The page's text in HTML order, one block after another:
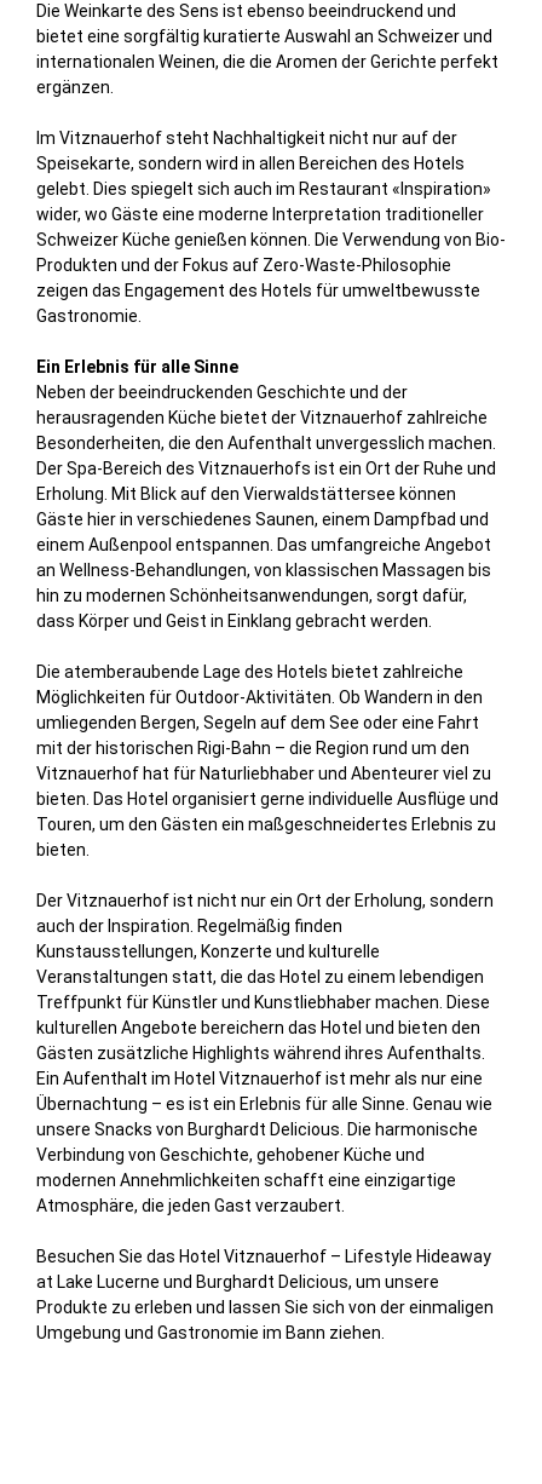
Die Weinkarte des Sens ist ebenso beeindruckend und
bietet eine sorgfältig kuratierte Auswahl an Schweizer und
internationalen Weinen, die die Aromen der Gerichte perfekt
ergänzen.
Im Vitznauerhof steht Nachhaltigkeit nicht nur auf der
Speisekarte, sondern wird in allen Bereichen des Hotels
gelebt. Dies spiegelt sich auch im Restaurant «Inspiration»
wider, wo Gäste eine moderne Interpretation traditioneller
Schweizer Küche genießen können. Die Verwendung von Bio-
Produkten und der Fokus auf Zero-Waste-Philosophie
zeigen das Engagement des Hotels für umweltbewusste
Gastronomie.
Ein Erlebnis für alle Sinne
Neben der beeindruckenden Geschichte und der
herausragenden Küche bietet der Vitznauerhof zahlreiche
Besonderheiten, die den Aufenthalt unvergesslich machen.
Der Spa-Bereich des Vitznauerhofs ist ein Ort der Ruhe und
Erholung. Mit Blick auf den Vierwaldstättersee können
Gäste hier in verschiedenes Saunen, einem Dampfbad und
einem Außenpool entspannen. Das umfangreiche Angebot
an Wellness-Behandlungen, von klassischen Massagen bis
hin zu modernen Schönheitsanwendungen, sorgt dafür,
dass Körper und Geist in Einklang gebracht werden.
Die atemberaubende Lage des Hotels bietet zahlreiche
Möglichkeiten für Outdoor-Aktivitäten. Ob Wandern in den
umliegenden Bergen, Segeln auf dem See oder eine Fahrt
mit der historischen Rigi-Bahn – die Region rund um den
Vitznauerhof hat für Naturliebhaber und Abenteurer viel zu
bieten. Das Hotel organisiert gerne individuelle Ausflüge und
Touren, um den Gästen ein maßgeschneidertes Erlebnis zu
bieten.
Der Vitznauerhof ist nicht nur ein Ort der Erholung, sondern
auch der Inspiration. Regelmäßig finden
Kunstausstellungen, Konzerte und kulturelle
Veranstaltungen statt, die das Hotel zu einem lebendigen
Treffpunkt für Künstler und Kunstliebhaber machen. Diese
kulturellen Angebote bereichern das Hotel und bieten den
Gästen zusätzliche Highlights während ihres Aufenthalts.
Ein Aufenthalt im Hotel Vitznauerhof ist mehr als nur eine
Übernachtung – es ist ein Erlebnis für alle Sinne. Genau wie
unsere Snacks von Burghardt Delicious. Die harmonische
Verbindung von Geschichte, gehobener Küche und
modernen Annehmlichkeiten schafft eine einzigartige
Atmosphäre, die jeden Gast verzaubert.
Besuchen Sie das Hotel Vitznauerhof – Lifestyle Hideaway
at Lake Lucerne und Burghardt Delicious, um unsere
Produkte zu erleben und lassen Sie sich von der einmaligen
Umgebung und Gastronomie im Bann ziehen.